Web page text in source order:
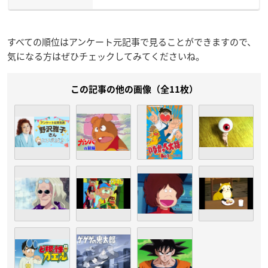
すべての順位はアンケート元記事で見ることができますので、
気になる方はぜひチェックしてみてくださいね。
この記事の他の画像（全11枚）